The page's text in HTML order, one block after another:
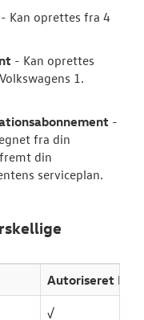
Service Cam
NYHEDER
OM OS
- Kan oprettes fra 4
- Kan oprettes
1.
-
fra din
din
serviceplan.
Autoriseret
√